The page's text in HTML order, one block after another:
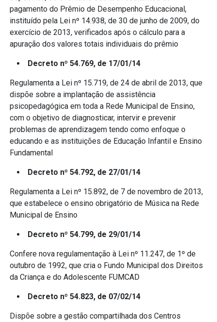
pagamento do Prêmio de Desempenho Educacional,
instituído pela Lei nº 14.938, de 30 de junho de 2009, do
exercício de 2013, verificados após o cálculo para a
apuração dos valores totais individuais do prêmio
Decreto nº 54.769, de 17/01/14
Regulamenta a Lei nº 15.719, de 24 de abril de 2013, que
dispõe sobre a implantação de assistência
psicopedagógica em toda a Rede Municipal de Ensino,
com o objetivo de diagnosticar, intervir e prevenir
problemas de aprendizagem tendo como enfoque o
educando e as instituições de Educação Infantil e Ensino
Fundamental
Decreto nº 54.792, de 27/01/14
Regulamenta a Lei nº 15.892, de 7 de novembro de 2013,
que estabelece o ensino obrigatório de Música na Rede
Municipal de Ensino
Decreto nº 54.799, de 29/01/14
Confere nova regulamentação à Lei nº 11.247, de 1º de
outubro de 1992, que cria o Fundo Municipal dos Direitos
da Criança e do Adolescente FUMCAD
Decreto nº 54.823, de 07/02/14
Dispõe sobre a gestão compartilhada dos Centros